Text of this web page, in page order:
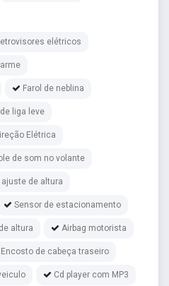
elétricos
Farol de neblina
liga leve
Elétrica
de som no volante
de altura
Sensor de estacionamento
altura Airbag motorista
Encosto de cabeça traseiro
Cd player com MP3